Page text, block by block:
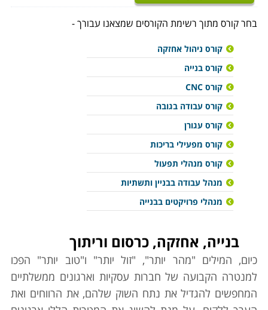
בחר קורס מתוך רשימת הקורסים שמצאנו עבורך -
קורס ניהול אחזקה
קורס בנייה
קורס CNC
קורס עבודה בגובה
קורס עגורן
קורס מפעילי בריכות
קורס מנהלי תפעול
מנהל עבודה בבניין ותשתיות
מנהלי פרויקטים בבנייה
בנייה, אחזקה, כרסום וריתוך
כיום, המילים "מהר יותר", "זול יותר" ו"טוב יותר" הפכו
למנטרה הקבועה של חברות עסקיות וארגונים ממשלתיים
המחפשים להגדיל את נתח השוק שלהם, את הרווחים ואת